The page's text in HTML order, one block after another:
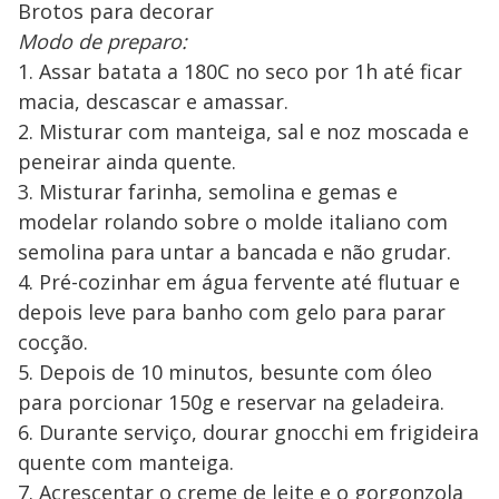
Brotos para decorar
Modo de preparo:
1. Assar batata a 180C no seco por 1h até ficar
macia, descascar e amassar.
2. Misturar com manteiga, sal e noz moscada e
peneirar ainda quente.
3. Misturar farinha, semolina e gemas e
modelar rolando sobre o molde italiano com
semolina para untar a bancada e não grudar.
4. Pré-cozinhar em água fervente até flutuar e
depois leve para banho com gelo para parar
cocção.
5. Depois de 10 minutos, besunte com óleo
para porcionar 150g e reservar na geladeira.
6. Durante serviço, dourar gnocchi em frigideira
quente com manteiga.
7. Acrescentar o creme de leite e o gorgonzola